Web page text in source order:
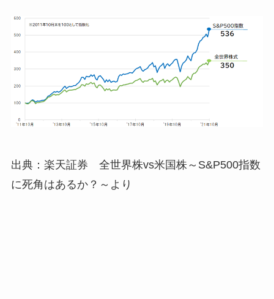
出典：楽天証券 全世界株vs米国株～S&P500指数
に死角はあるか？～より